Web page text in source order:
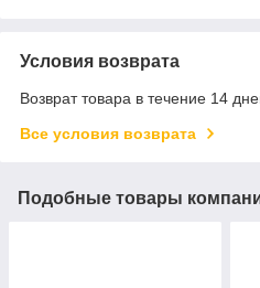
Условия возврата
Возврат товара в течение 14
Все условия возврата
Подобные товары